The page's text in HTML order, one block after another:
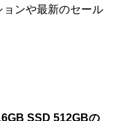
ンや最新のセール
SSD 512GBの